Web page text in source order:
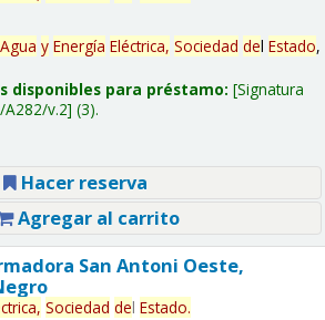
Agua y Energía Eléctrica, Sociedad del Estado,
disponibles para préstamo: Signatura
A282/v.2 (3).
Hacer reserva
Agregar al carrito
San Antoni Oeste,
Sociedad del Estado.